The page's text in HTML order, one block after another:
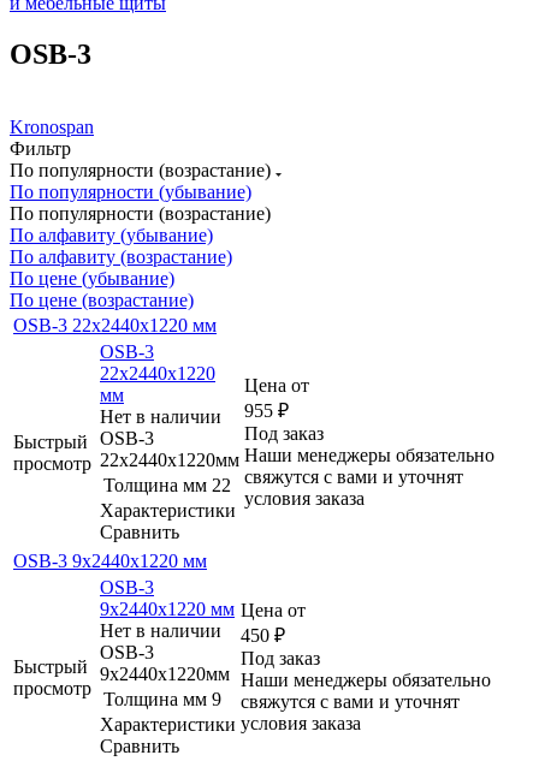
OSB-3
Kronospan
Фильтр
По популярности (возрастание)
По популярности (убывание)
По популярности (возрастание)
По алфавиту (убывание)
По алфавиту (возрастание)
По цене (убывание)
По цене (возрастание)
OSB-3 22х2440x1220 мм
Быстрый
просмотр
OSB-3
22х2440x1220
мм
Нет в наличии
OSB-3
22х2440x1220мм
Толщина мм 22
Характеристики
Сравнить
Цена от
955 ₽
Под заказ
Наши менеджеры обязательно
свяжутся с вами и уточнят
условия заказа
OSB-3 9х2440x1220 мм
Быстрый
просмотр
OSB-3
9х2440x1220 мм
Нет в наличии
OSB-3
9х2440x1220мм
Толщина мм 9
Характеристики
Сравнить
Цена от
450 ₽
Под заказ
Наши менеджеры обязательно
свяжутся с вами и уточнят
условия заказа